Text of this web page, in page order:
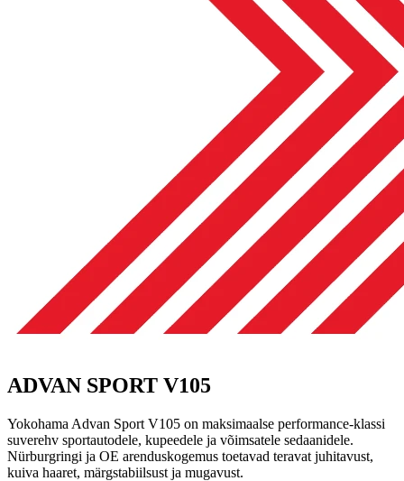
ADVAN SPORT V105
Yokohama Advan Sport V105 on maksimaalse performance-klassi
suverehv sportautodele, kupeedele ja võimsatele sedaanidele.
Nürburgringi ja OE arenduskogemus toetavad teravat juhitavust,
kuiva haaret, märgstabiilsust ja mugavust.